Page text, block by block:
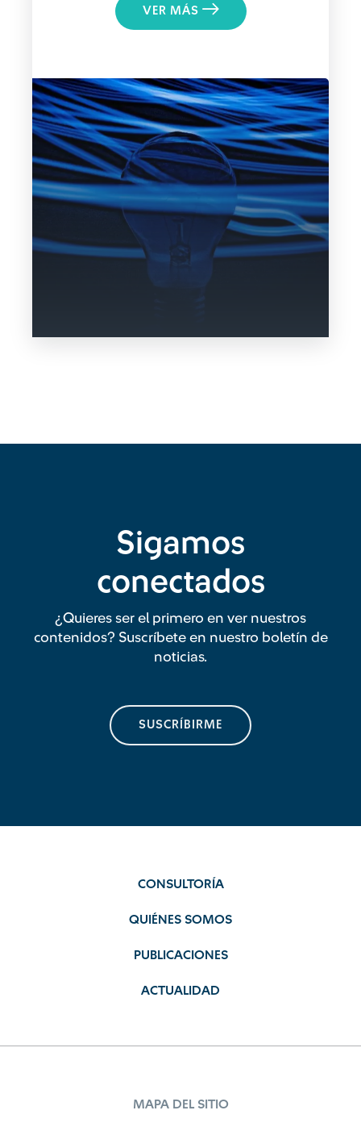
VER MÁS
Sigamos
conectados
¿Quieres ser el primero en ver nuestros
contenidos? Suscríbete en nuestro boletín de
noticias.
SUSCRÍBIRME
CONSULTORÍA
QUIÉNES SOMOS
PUBLICACIONES
ACTUALIDAD
MAPA DEL SITIO